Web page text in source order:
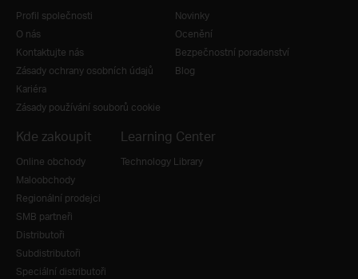
Profil společnosti
O nás
Kontaktujte nás
Zásady ochrany osobních údajů
Kariéra
Zásady používání souborů cookie
Novinky
Ocenění
Bezpečnostní poradenství
Blog
Kde zakoupit
Online obchody
Maloobchody
Regionální prodejci
SMB partneři
Distributoři
Subdistributoři
Speciální distributoři
Learning Center
Technology Library